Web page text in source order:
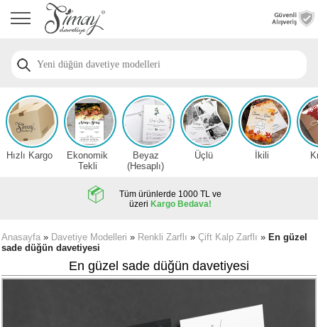
Anasayfa
Davetiye
Nişan
Davetiye
Modelleri
Düğün
Davetiye
Hızlı Kargo
Ekonomik
Tekli
Beyaz
(Hesaplı)
Üçlü İkili
Tüm ürünlerde 1000 TL ve
üzeri Kargo Bedava!
Anasayfa » Davetiye Modelleri » Renkli Zarflı » Çift Kalp Zarflı » En güzel
sade düğün davetiyesi
En güzel sade düğün davetiyesi